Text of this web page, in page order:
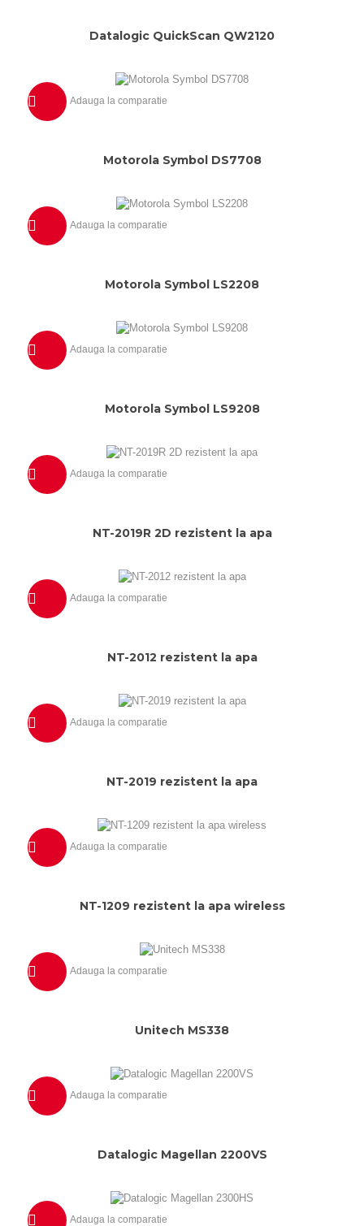
Datalogic QuickScan QW2120
Adauga la comparatie
Motorola Symbol DS7708
Adauga la comparatie
Motorola Symbol LS2208
Adauga la comparatie
Motorola Symbol LS9208
Adauga la comparatie
NT-2019R 2D rezistent la apa
Adauga la comparatie
NT-2012 rezistent la apa
Adauga la comparatie
NT-2019 rezistent la apa
Adauga la comparatie
NT-1209 rezistent la apa wireless
Adauga la comparatie
Unitech MS338
Adauga la comparatie
Datalogic Magellan 2200VS
Adauga la comparatie